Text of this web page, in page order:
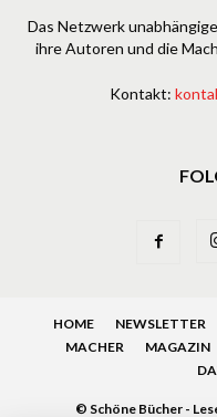
Das Netzwerk
ihre Autoren und die
Kontakt:
HOME NEWSLETTER
MACHER
MAGAZIN
© Schöne Bücher -